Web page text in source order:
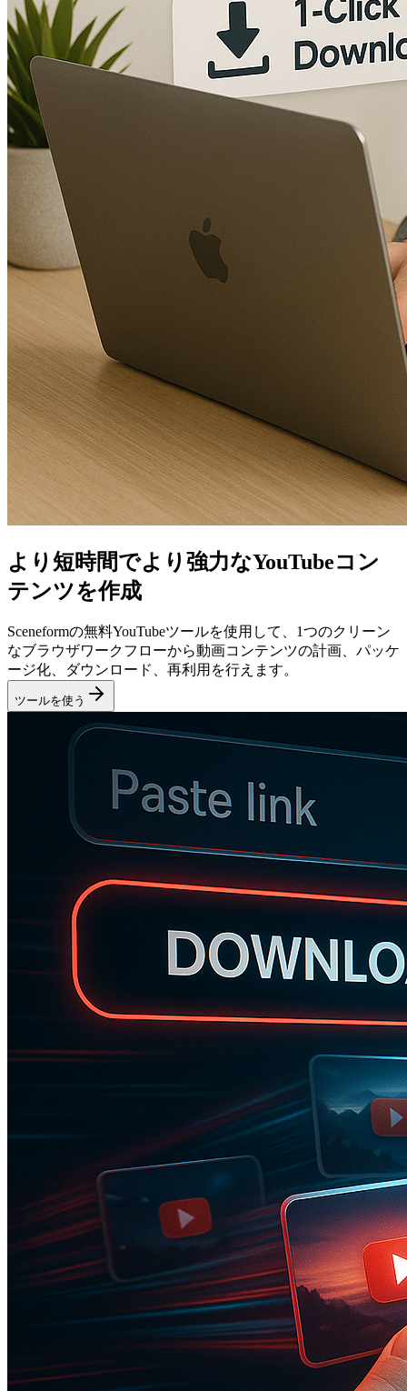
より短時間でより強力なYouTubeコン
テンツを作成
Sceneformの無料YouTubeツールを使用して、1つのクリーン
なブラウザワークフローから動画コンテンツの計画、パッケ
ージ化、ダウンロード、再利用を行えます。
ツールを使う